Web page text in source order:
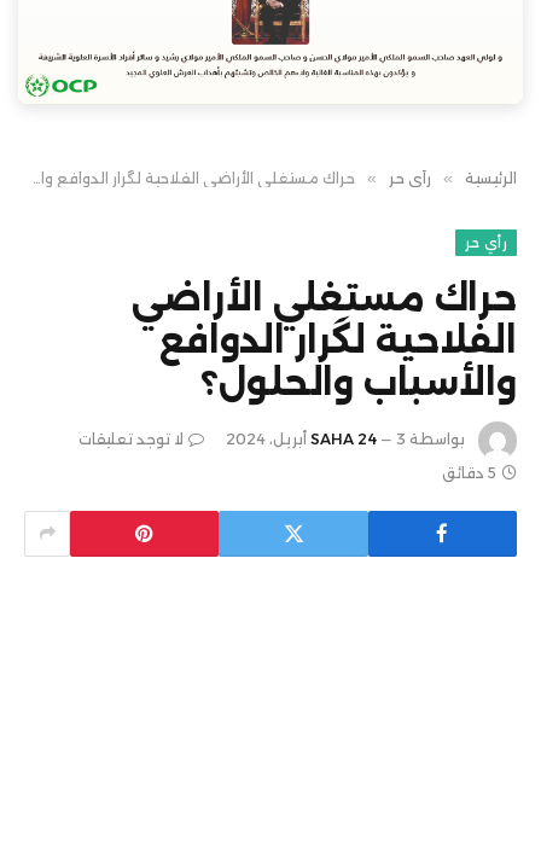
الرئيسية » رأي حر » حراك مستغلي الأراضي الفلاحية لگرار الدوافع والأسباب والحلول؟
رأي حر
حراك مستغلي الأراضي
الفلاحية لگرار الدوافع
والأسباب والحلول؟
بواسطة SAHA 24 3 أبريل، 2024
لا توجد تعليقات
5 دقائق